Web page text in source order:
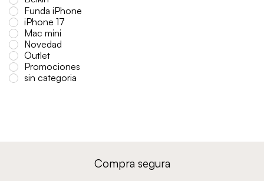
Funda iPhone
iPhone 17
Mac mini
Novedad
Outlet
Promociones
sin categoria
Compra segura